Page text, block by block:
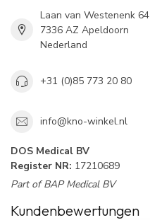
Laan van Westenenk 64
7336 AZ Apeldoorn
Nederland
+31 (0)85 773 20 80
info@kno-winkel.nl
DOS Medical BV
Register NR: 17210689
Part of BAP Medical BV
Kundenbewertungen